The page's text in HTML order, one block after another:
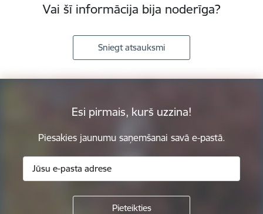
Vai šī informācija bija noderīga?
Sniegt atsauksmi
Esi pirmais, kurš uzzina!
Piesakies jaunumu saņemšanai savā e-pastā.